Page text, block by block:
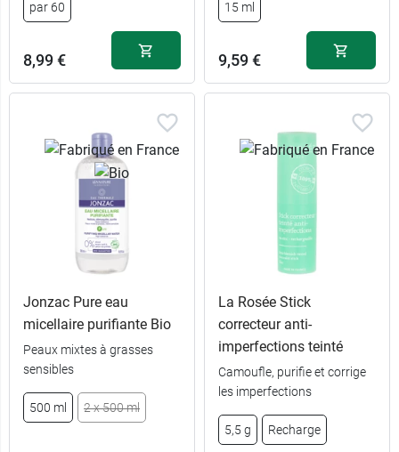
2 x 400 ml
par 60
8,99 €
15 ml
9,59 €
Jonzac Pure eau
micellaire purifiante Bio
Peaux mixtes à grasses
sensibles
500 ml 2 x 500 ml
La Rosée Stick
correcteur anti-
imperfections teinté
Camoufle, purifie et corrige
les imperfections
5,5 g Recharge